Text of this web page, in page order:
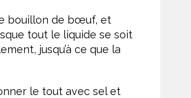
bouillon de bœuf, et
tout le liquide se soit
jusqu’à ce que la
le tout avec sel et